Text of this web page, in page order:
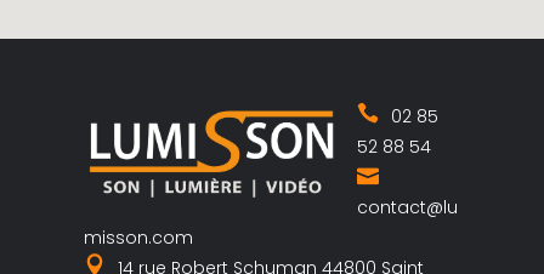
02 85
52 88 54
contact@lu
misson.com
14 rue Robert Schuman 44800 Saint